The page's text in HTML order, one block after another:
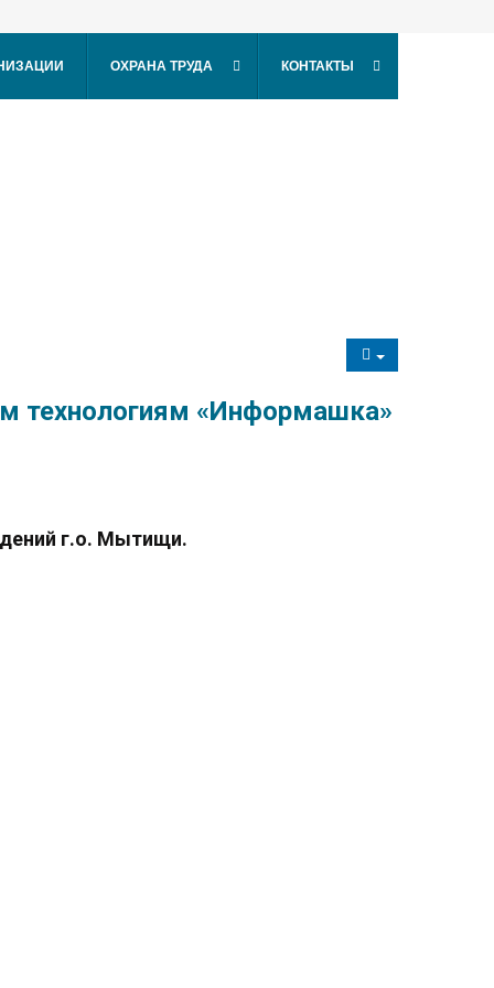
ОХРАНА ТРУДА КОНТАКТЫ
технологиям «Информашка»
г.о. Мытищи.